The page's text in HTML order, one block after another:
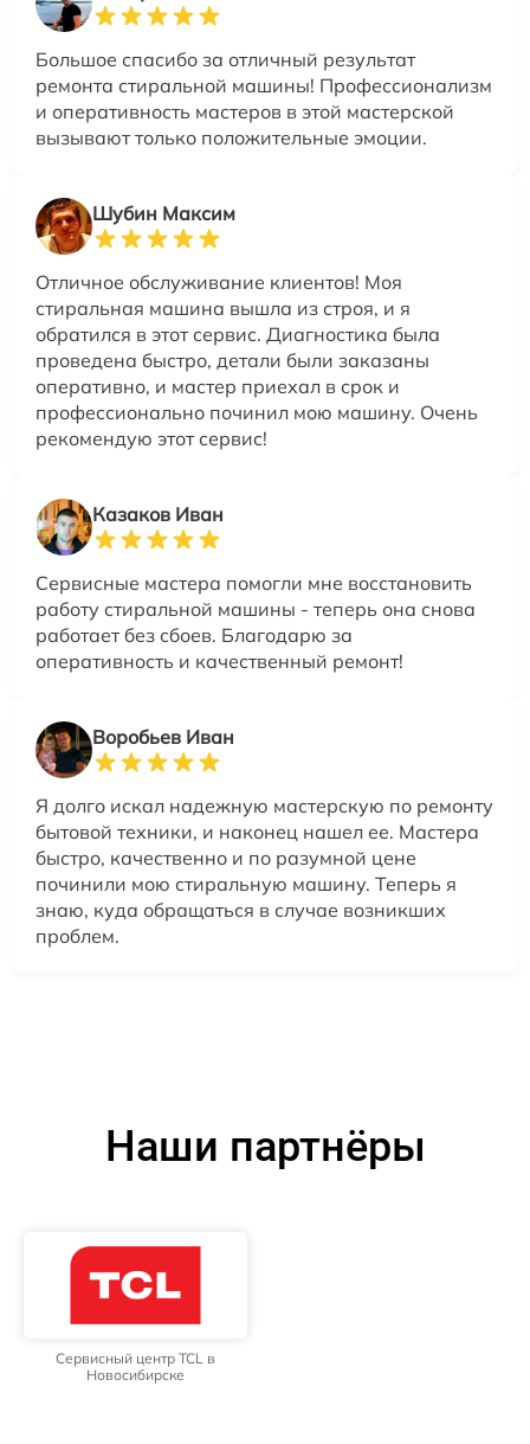
Большое спасибо за отличный результат
ремонта стиральной машины! Профессионализм
и оперативность мастеров в этой мастерской
вызывают только положительные эмоции.
Шубин Максим
Отличное обслуживание клиентов! Моя
стиральная машина вышла из строя, и я
обратился в этот сервис. Диагностика была
проведена быстро, детали были заказаны
оперативно, и мастер приехал в срок и
профессионально починил мою машину. Очень
рекомендую этот сервис!
Казаков Иван
Сервисные мастера помогли мне восстановить
работу стиральной машины - теперь она снова
работает без сбоев. Благодарю за
оперативность и качественный ремонт!
Воробьев Иван
Я долго искал надежную мастерскую по ремонту
бытовой техники, и наконец нашел ее. Мастера
быстро, качественно и по разумной цене
починили мою стиральную машину. Теперь я
знаю, куда обращаться в случае возникших
проблем.
Наши партнёры
Сервисный центр TCL в
Новосибирске